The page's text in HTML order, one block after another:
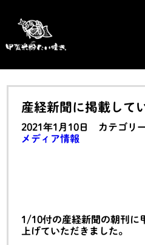
産経新聞に掲載して
2021年1月10日 カテゴリ
メディア情報
1/10付の産経新聞の朝刊に
上げていただきました。